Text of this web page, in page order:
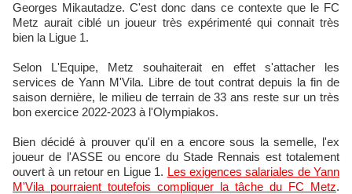
Georges Mikautadze. C'est donc dans ce contexte que le FC
Metz aurait ciblé un joueur très expérimenté qui connait très
bien la Ligue 1.
Selon L'Equipe, Metz souhaiterait en effet s'attacher les
services de Yann M'Vila. Libre de tout contrat depuis la fin de
saison dernière, le milieu de terrain de 33 ans reste sur un très
bon exercice 2022-2023 à l'Olympiakos.
Bien décidé à prouver qu'il en a encore sous la semelle, l'ex
joueur de l'ASSE ou encore du Stade Rennais est totalement
ouvert à un retour en Ligue 1. Les exigences salariales de Yann
M'Vila pourraient toutefois compliquer la tâche du FC Metz.